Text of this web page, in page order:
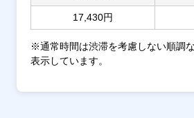
17,430円
※通常時間は渋滞を考慮しない順調
表示しています。